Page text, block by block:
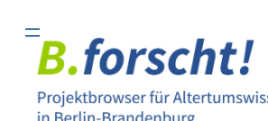
Inhalt
springen